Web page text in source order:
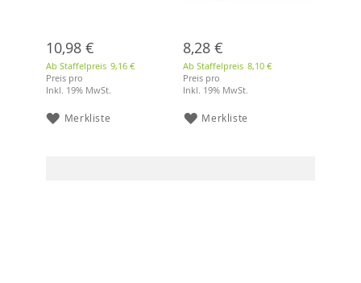
10,98 €
Ab Staffelpreis 9,16 €
Preis pro
Inkl. 19% MwSt.
Merkliste
8,28 €
Ab Staffelpreis 8,10 €
Preis pro
Inkl. 19% MwSt.
Merkliste